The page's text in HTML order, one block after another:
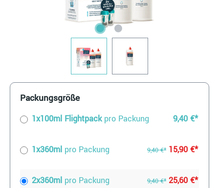
Packungsgröße
1x100ml Flightpackpro Packung 9,40 €*
1x360ml pro Packung 9,40 €* 15,90 €*
2x360ml pro Packung 9,40 €* 25,60 €*